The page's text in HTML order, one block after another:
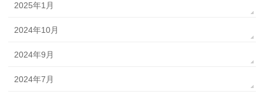
2025年1月
2024年10月
2024年9月
2024年7月